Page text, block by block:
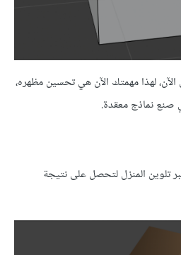
لهذا مهمتك الآن هي تحسين مظهره،
صنع نماذج معقدة.
تلوين المنزل لتحصل على نتيجة